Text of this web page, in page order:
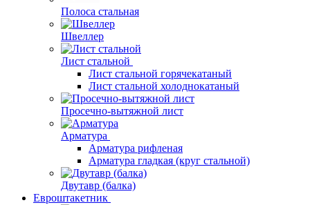
Полоса стальная
Швеллер
Лист стальной
Лист стальной горячекатаный
Лист стальной холоднокатаный
Просечно-вытяжной лист
Арматура
Арматура рифленая
Арматура гладкая (круг стальной)
Двутавр (балка)
Евроштакетник